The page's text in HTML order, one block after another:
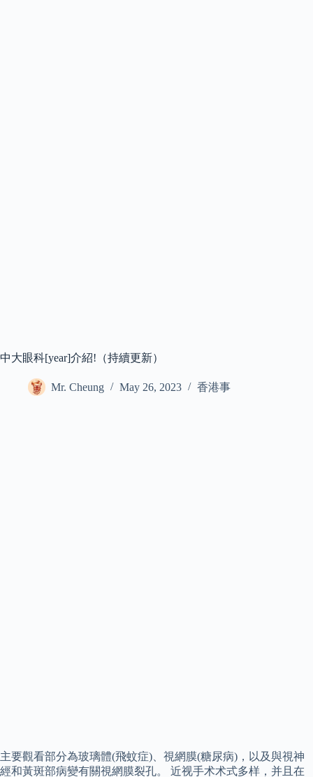
中大眼科[year]介紹!（持續更新）
Mr. Cheung May 26, 2023 香港事
主要觀看部分為玻璃體(飛蚊症)、視網膜(糖尿病)，以及與視神
經和黃斑部病變有關視網膜裂孔。 近视手术术式多样，并且在